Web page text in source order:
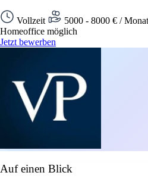
Vollzeit 5000 - 8000 € /
Homeoffice möglich
Jetzt bewerben
Auf einen Blick